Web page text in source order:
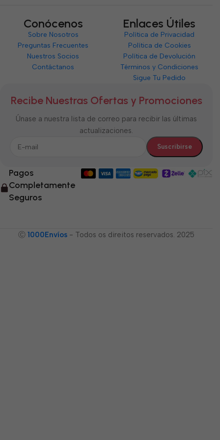
Conócenos
Sobre Nosotros
Preguntas Frecuentes
Nuestros Socios
Contáctanos
Enlaces Útiles
Política de Privacidad
Política de Cookies
Política de Devolución
Términos y Condiciones
Sigue Tu Pedido
Recibe Nuestras Ofertas y Promociones
Únase a nuestra lista de correo para recibir las últimas
actualizaciones.
Pagos
Completamente
Seguros
Ⓒ 1000Envíos - Todos os direitos reservados. 2025